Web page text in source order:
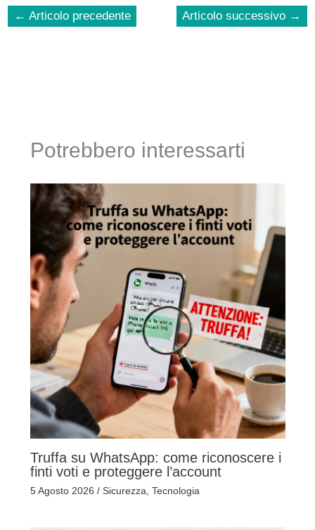
← Articolo precedente Articolo successivo →
Potrebbero interessarti
Truffa su WhatsApp: come riconoscere i
finti voti e proteggere l’account
5 Agosto 2026 / Sicurezza Tecnologia